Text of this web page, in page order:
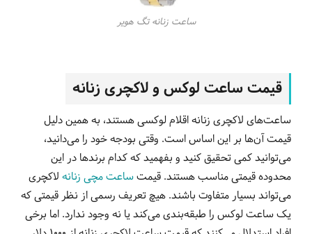
ساعت زنانه تگ هویر
قیمت ساعت لوکس و لاکچری زنانه
ساعت‌های لاکچری زنانه اقلام لوکسی هستند، به همین دلیل
قیمت آن‌ها بر این اساس است. وقتی بودجه خود را می‌دانید،
می‌توانید کمی تحقیق کنید و بفهمید که کدام برندها در این
محدوده قیمتی مناسب هستند. قیمتساعت مچی زنانه لاکچری
می‌تواند بسیار متفاوت باشند. هیچ تعریف رسمی از نظر قیمتی که
یک ساعت لوکس را طبقه‌بندی می‌کند یا نه وجود ندارد. اما برخی